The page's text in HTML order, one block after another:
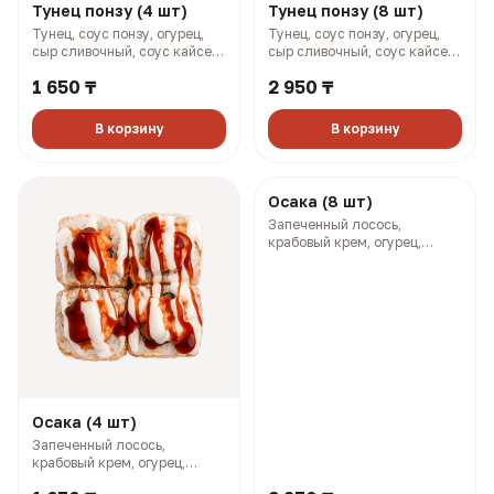
Тунец понзу (4 шт)
Тунец, соус понзу, огурец,
сыр сливочный, соус кайсен,
1 650 ₸
В корзину
Тунец понзу (8 шт)
Тунец, соус понзу, огурец,
сыр сливочный, соус кайсен,
2 950 ₸
В корзину
Осака (4 шт)
Запеченный лосось,
крабовый крем, огурец,